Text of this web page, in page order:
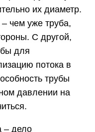
их диаметр.
чем уже труба,
С другой,
для
потока в
трубы
давлении на
– дело